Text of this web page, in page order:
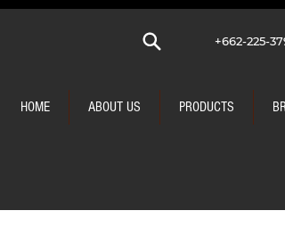
+662-225-
HOME ABOUT US PRODUCTS